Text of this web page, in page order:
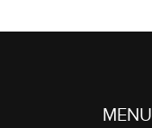
MENU